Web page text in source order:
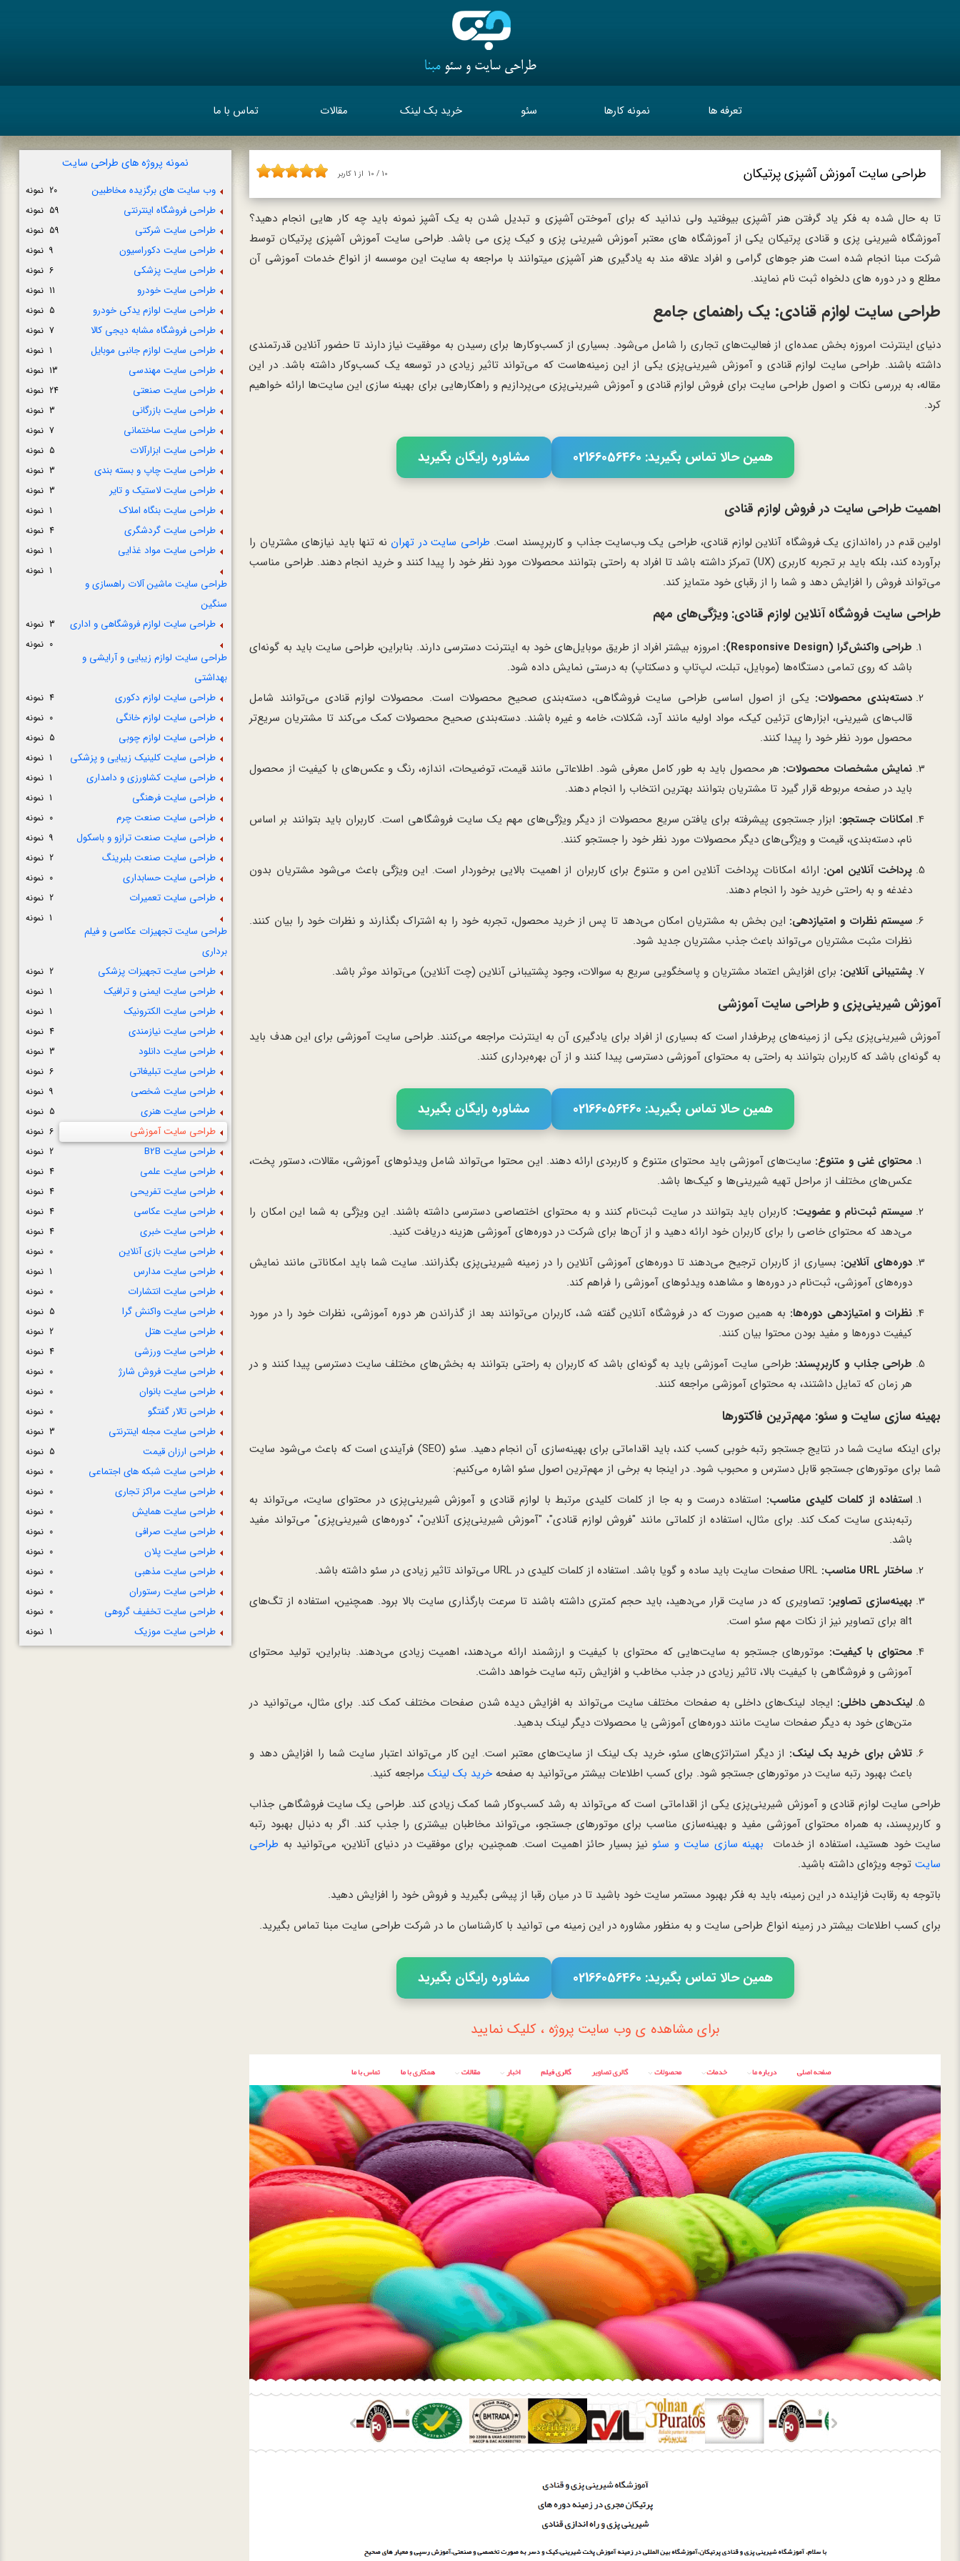
تعرفه ها نمونه کارها سئو خرید بک لینک مقالات تماس با ما
طراحی سایت آموزش آشپزی پرتیکان 10 / 10 از 1 کاربر
تا به حال شده به فکر یاد گرفتن هنر آشپزی بیوفتید ولی ندانید که برای آموختن آشپزی و تبدیل شدن به یک آشپز نمونه باید چه کار هایی انجام دهید؟
آموزشگاه شیرینی پزی و قنادی پرتیکان یکی از آموزشگاه های معتبر آموزش شیرینی پزی و کیک پزی می باشد. طراحی سایت آموزش آشپزی پرتیکان توسط
شرکت مبنا انجام شده است هنر جوهای گرامی و افراد علاقه مند به یادگیری هنر آشپزی میتوانند با مراجعه به سایت این موسسه از انواع خدمات آموزشی آن
مطلع و در دوره های دلخواه ثبت نام نمایند.
طراحی سایت لوازم قنادی: یک راهنمای جامع
دنیای اینترنت امروزه بخش عمده‌ای از فعالیت‌های تجاری را شامل می‌شود. بسیاری از کسب‌وکارها برای رسیدن به موفقیت نیاز دارند تا حضور آنلاین قدرتمندی
داشته باشند. طراحی سایت لوازم قنادی و آموزش شیرینی‌پزی یکی از این زمینه‌هاست که می‌تواند تاثیر زیادی در توسعه یک کسب‌وکار داشته باشد. در این
مقاله، به بررسی نکات و اصول طراحی سایت برای فروش لوازم قنادی و آموزش شیرینی‌پزی می‌پردازیم و راهکارهایی برای بهینه سازی این سایت‌ها ارائه خواهیم
کرد.
همین حالا تماس بگیرید: 02166056460 مشاوره رایگان بگیرید
اهمیت طراحی سایت در فروش لوازم قنادی
اولین قدم در راه‌اندازی یک فروشگاه آنلاین لوازم قنادی، طراحی یک وب‌سایت جذاب و کاربرپسند است. طراحی سایت در تهران نه تنها باید نیازهای مشتریان را
برآورده کند، بلکه باید بر تجربه کاربری (UX) تمرکز داشته باشد تا افراد به راحتی بتوانند محصولات مورد نظر خود را پیدا کنند و خرید انجام دهند. طراحی مناسب
می‌تواند فروش را افزایش دهد و شما را از رقبای خود متمایز کند.
طراحی سایت فروشگاه آنلاین لوازم قنادی: ویژگی‌های مهم
طراحی واکنش‌گرا (Responsive Design):
امروزه بیشتر افراد از طریق موبایل‌های خود به اینترنت دسترسی دارند. بنابراین، طراحی سایت باید به گونه‌ای
باشد که روی تمامی دستگاه‌ها (موبایل، تبلت، لپ‌تاپ و دسکتاپ) به درستی نمایش داده شود.
دسته‌بندی محصولات: یکی از اصول اساسی طراحی سایت فروشگاهی، دسته‌بندی صحیح محصولات است. محصولات لوازم قنادی می‌توانند شامل
قالب‌های شیرینی، ابزارهای تزئین کیک، مواد اولیه مانند آرد، شکلات، خامه و غیره باشند. دسته‌بندی صحیح محصولات کمک می‌کند تا مشتریان سریع‌تر
محصول مورد نظر خود را پیدا کنند.
نمایش مشخصات محصولات: هر محصول باید به طور کامل معرفی شود. اطلاعاتی مانند قیمت، توضیحات، اندازه، رنگ و عکس‌های با کیفیت از محصول
باید در صفحه مربوطه قرار گیرد تا مشتریان بتوانند بهترین انتخاب را انجام دهند.
امکانات جستجو: ابزار جستجوی پیشرفته برای یافتن سریع محصولات از دیگر ویژگی‌های مهم یک سایت فروشگاهی است. کاربران باید بتوانند بر اساس
نام، دسته‌بندی، قیمت و ویژگی‌های دیگر محصولات مورد نظر خود را جستجو کنند.
پرداخت آنلاین امن: ارائه امکانات پرداخت آنلاین امن و متنوع برای کاربران از اهمیت بالایی برخوردار است. این ویژگی باعث می‌شود مشتریان بدون
دغدغه و به راحتی خرید خود را انجام دهند.
سیستم نظرات و امتیازدهی: این بخش به مشتریان امکان می‌دهد تا پس از خرید محصول، تجربه خود را به اشتراک بگذارند و نظرات خود را بیان کنند.
نظرات مثبت مشتریان می‌تواند باعث جذب مشتریان جدید شود.
پشتیبانی آنلاین: برای افزایش اعتماد مشتریان و پاسخگویی سریع به سوالات، وجود پشتیبانی آنلاین (چت آنلاین) می‌تواند موثر باشد.
آموزش شیرینی‌پزی و طراحی سایت آموزشی
آموزش شیرینی‌پزی یکی از زمینه‌های پرطرفدار است که بسیاری از افراد برای یادگیری آن به اینترنت مراجعه می‌کنند. طراحی سایت آموزشی برای این هدف باید
به گونه‌ای باشد که کاربران بتوانند به راحتی به محتوای آموزشی دسترسی پیدا کنند و از آن بهره‌برداری کنند.
همین حالا تماس بگیرید: 02166056460 مشاوره رایگان بگیرید
محتوای غنی و متنوع: سایت‌های آموزشی باید محتوای متنوع و کاربردی ارائه دهند. این محتوا می‌تواند شامل ویدئوهای آموزشی، مقالات، دستور پخت،
عکس‌های مختلف از مراحل تهیه شیرینی‌ها و کیک‌ها باشد.
سیستم ثبت‌نام و عضویت: کاربران باید بتوانند در سایت ثبت‌نام کنند و به محتوای اختصاصی دسترسی داشته باشند. این ویژگی به شما این امکان را
می‌دهد که محتوای خاصی را برای کاربران خود ارائه دهید و از آن‌ها برای شرکت در دوره‌های آموزشی هزینه دریافت کنید.
دوره‌های آنلاین: بسیاری از کاربران ترجیح می‌دهند تا دوره‌های آموزشی آنلاین را در زمینه شیرینی‌پزی بگذرانند. سایت شما باید امکاناتی مانند نمایش
دوره‌های آموزشی، ثبت‌نام در دوره‌ها و مشاهده ویدئوهای آموزشی را فراهم کند.
نظرات و امتیازدهی دوره‌ها: به همین صورت که در فروشگاه آنلاین گفته شد، کاربران می‌توانند بعد از گذراندن هر دوره آموزشی، نظرات خود را در مورد
کیفیت دوره‌ها و مفید بودن محتوا بیان کنند.
طراحی جذاب و کاربرپسند: طراحی سایت آموزشی باید به گونه‌ای باشد که کاربران به راحتی بتوانند به بخش‌های مختلف سایت دسترسی پیدا کنند و در
هر زمان که تمایل داشتند، به محتوای آموزشی مراجعه کنند.
بهینه سازی سایت و سئو: مهم‌ترین فاکتورها
برای اینکه سایت شما در نتایج جستجو رتبه خوبی کسب کند، باید اقداماتی برای بهینه‌سازی آن انجام دهید. سئو (SEO) فرآیندی است که باعث می‌شود سایت
شما برای موتورهای جستجو قابل دسترس و محبوب شود. در اینجا به برخی از مهم‌ترین اصول سئو اشاره می‌کنیم:
استفاده از کلمات کلیدی مناسب: استفاده درست و به جا از کلمات کلیدی مرتبط با لوازم قنادی و آموزش شیرینی‌پزی در محتوای سایت، می‌تواند به
رتبه‌بندی سایت کمک کند. برای مثال، استفاده از کلماتی مانند "فروش لوازم قنادی"، "آموزش شیرینی‌پزی آنلاین"، "دوره‌های شیرینی‌پزی" می‌تواند مفید
باشد.
ساختار URL مناسب:
بهینه‌سازی تصاویر: تصاویری که در سایت قرار می‌دهید، باید حجم کمتری داشته باشند تا سرعت بارگذاری سایت بالا برود. همچنین، استفاده از تگ‌های
alt برای تصاویر نیز از نکات مهم سئو است.
محتوای با کیفیت: موتورهای جستجو به سایت‌هایی که محتوای با کیفیت و ارزشمند ارائه می‌دهند، اهمیت زیادی می‌دهند. بنابراین، تولید محتوای
آموزشی و فروشگاهی با کیفیت بالا، تاثیر زیادی در جذب مخاطب و افزایش رتبه سایت خواهد داشت.
لینک‌دهی داخلی: ایجاد لینک‌های داخلی به صفحات مختلف سایت می‌تواند به افزایش دیده شدن صفحات مختلف کمک کند. برای مثال، می‌توانید در
متن‌های خود به دیگر صفحات سایت مانند دوره‌های آموزشی یا محصولات دیگر لینک بدهید.
تلاش برای خرید بک لینک: از دیگر استراتژی‌های سئو، خرید بک لینک از سایت‌های معتبر است. این کار می‌تواند اعتبار سایت شما را افزایش دهد و
باعث بهبود رتبه سایت در موتورهای جستجو شود. برای کسب اطلاعات بیشتر می‌توانید به صفحهخرید بکلینکمراجعه کنید.
طراحی سایت لوازم قنادی و آموزش شیرینی‌پزی یکی از اقداماتی است که می‌تواند به رشد کسب‌وکار شما کمک زیادی کند. طراحی یک سایت فروشگاهی جذاب
و کاربرپسند، به همراه محتوای آموزشی مفید و بهینه‌سازی مناسب برای موتورهای جستجو، می‌تواند مخاطبان بیشتری را جذب کند. اگر به دنبال بهبود رتبه
سایت خود هستید، استفاده از خدمات بهینه سازی سایت و سئو نیز بسیار حائز اهمیت است. همچنین، برای موفقیت در دنیای آنلاین، می‌توانید به طراحی
سایتتوجه ویژه‌ای داشته باشید.
باتوجه به رقابت فزاینده در این زمینه، باید به فکر بهبود مستمر سایت خود باشید تا در میان رقبا از پیشی بگیرید و فروش خود را افزایش دهید.
برای کسب اطلاعات بیشتر در زمینه انواع طراحی سایت و به منظور مشاوره در این زمینه می توانید با کارشناسان ما در شرکت طراحی سایت مبنا تماس بگیرید.
همین حالا تماس بگیرید: 02166056460 مشاوره رایگان بگیرید
برای مشاهده ی وب سایت پروژه ، کلیک نمایید
نمونه پروژه های طراحی سایت
وب سایت های برگزیده مخاطبین 20 نمونه
طراحی فروشگاه اینترنتی 59 نمونه
طراحی سایت شرکتی 59 نمونه
طراحی سایت دکوراسیون 9 نمونه
طراحی سایت پزشکی 6 نمونه
طراحی سایت خودرو 11 نمونه
طراحی سایت لوازم یدکی خودرو 5 نمونه
طراحی فروشگاه مشابه دیجی کالا 7 نمونه
طراحی سایت لوازم جانبی موبایل 1 نمونه
طراحی سایت مهندسی 13 نمونه
طراحی سایت صنعتی 24 نمونه
طراحی سایت بازرگانی 3 نمونه
طراحی سایت ساختمانی 7 نمونه
طراحی سایت ابزارآلات 5 نمونه
طراحی سایت چاپ و بسته بندی 3 نمونه
طراحی سایت لاستیک و تایر 3 نمونه
طراحی سایت بنگاه املاک 1 نمونه
طراحی سایت گردشگری 4 نمونه
طراحی سایت مواد غذایی 1 نمونه
طراحی سایت ماشین آلات راهسازی و
سنگین
1 نمونه
طراحی سایت لوازم فروشگاهی و اداری 3 نمونه
طراحی سایت لوازم زیبایی و آرایشی و
بهداشتی
0 نمونه
طراحی سایت لوازم دکوری 4 نمونه
طراحی سایت لوازم خانگی 0 نمونه
طراحی سایت لوازم چوبی 5 نمونه
طراحی سایت کلینیک زیبایی و پزشکی 1 نمونه
طراحی سایت کشاورزی و دامداری 1 نمونه
طراحی سایت فرهنگی 1 نمونه
طراحی سایت صنعت چرم 0 نمونه
طراحی سایت صنعت ترازو و باسکول 9 نمونه
طراحی سایت صنعت بلبرینگ 2 نمونه
طراحی سایت حسابداری 0 نمونه
طراحی سایت تعمیرات 2 نمونه
طراحی سایت تجهیزات عکاسی و فیلم
برداری
1 نمونه
طراحی سایت تجهیزات پزشکی 2 نمونه
طراحی سایت ایمنی و ترافیک 1 نمونه
طراحی سایت الکترونیک 1 نمونه
طراحی سایت نیازمندی 4 نمونه
طراحی سایت دانلود 3 نمونه
طراحی سایت تبلیغاتی 6 نمونه
طراحی سایت شخصی 9 نمونه
طراحی سایت هنری 5 نمونه
طراحی سایت آموزشی 6 نمونه
طراحی سایت B2B 2 نمونه
طراحی سایت علمی 4 نمونه
طراحی سایت تفریحی 4 نمونه
طراحی سایت عکاسی 4 نمونه
طراحی سایت خبری 4 نمونه
طراحی سایت بازی آنلاین 0 نمونه
طراحی سایت مدارس 1 نمونه
طراحی سایت انتشارات 0 نمونه
طراحی سایت واکنش گرا 5 نمونه
طراحی سایت هتل 2 نمونه
طراحی سایت ورزشی 4 نمونه
طراحی سایت فروش شارژ 0 نمونه
طراحی سایت بانوان 0 نمونه
طراحی تالار گفتگو 0 نمونه
طراحی سایت مجله اینترنتی 3 نمونه
طراحی ارزان قیمت 5 نمونه
طراحی سایت شبکه های اجتماعی 0 نمونه
طراحی سایت مراکز تجاری 0 نمونه
طراحی سایت همایش 0 نمونه
طراحی سایت صرافی 0 نمونه
طراحی سایت پلان 0 نمونه
طراحی سایت مذهبی 0 نمونه
طراحی سایت رستوران 0 نمونه
طراحی سایت تخفیف گروهی 0 نمونه
طراحی سایت موزیک 1 نمونه